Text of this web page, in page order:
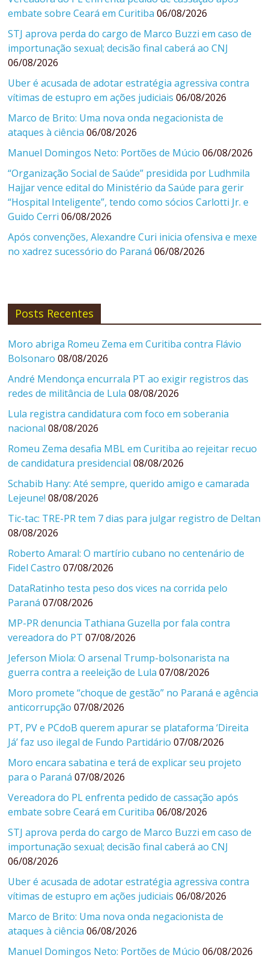
embate sobre Ceará em Curitiba 06/08/2026
STJ aprova perda do cargo de Marco Buzzi em caso de
importunação sexual; decisão final caberá ao CNJ
06/08/2026
Uber é acusada de adotar estratégia agressiva contra
vítimas de estupro em ações judiciais 06/08/2026
Marco de Brito: Uma nova onda negacionista de
ataques à ciência 06/08/2026
Manuel Domingos Neto: Portões de Múcio 06/08/2026
“Organização Social de Saúde” presidida por Ludhmila
Hajjar vence edital do Ministério da Saúde para gerir
“Hospital Inteligente”, tendo como sócios Carlotti Jr. e
Guido Cerri 06/08/2026
Após convenções, Alexandre Curi inicia ofensiva e mexe
no xadrez sucessório do Paraná 06/08/2026
Posts Recentes
Moro abriga Romeu Zema em Curitiba contra Flávio
Bolsonaro 08/08/2026
André Mendonça encurrala PT ao exigir registros das
redes de militância de Lula 08/08/2026
Lula registra candidatura com foco em soberania
nacional 08/08/2026
Romeu Zema desafia MBL em Curitiba ao rejeitar recuo
de candidatura presidencial 08/08/2026
Schabib Hany: Até sempre, querido amigo e camarada
Lejeune! 08/08/2026
Tic-tac: TRE-PR tem 7 dias para julgar registro de Deltan
08/08/2026
Roberto Amaral: O martírio cubano no centenário de
Fidel Castro 07/08/2026
DataRatinho testa peso dos vices na corrida pelo
Paraná 07/08/2026
MP-PR denuncia Tathiana Guzella por fala contra
vereadora do PT 07/08/2026
Jeferson Miola: O arsenal Trump-bolsonarista na
guerra contra a reeleição de Lula 07/08/2026
Moro promete “choque de gestão” no Paraná e agência
anticorrupção 07/08/2026
PT, PV e PCdoB querem apurar se plataforma ‘Direita
Já’ faz uso ilegal de Fundo Partidário 07/08/2026
Moro encara sabatina e terá de explicar seu projeto
para o Paraná 07/08/2026
Vereadora do PL enfrenta pedido de cassação após
embate sobre Ceará em Curitiba 06/08/2026
STJ aprova perda do cargo de Marco Buzzi em caso de
importunação sexual; decisão final caberá ao CNJ
06/08/2026
Uber é acusada de adotar estratégia agressiva contra
vítimas de estupro em ações judiciais 06/08/2026
Marco de Brito: Uma nova onda negacionista de
ataques à ciência 06/08/2026
Manuel Domingos Neto: Portões de Múcio 06/08/2026